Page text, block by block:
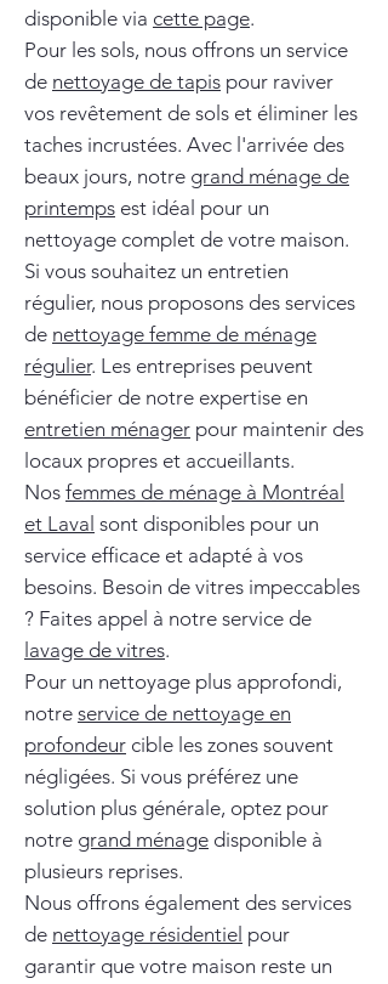
disponible via cette page.
Pour les sols, nous offrons un service
de nettoyage de tapis pour raviver
vos revêtement de sols et éliminer les
taches incrustées. Avec l'arrivée des
beaux jours, notre grand ménage de
printemps est idéal pour un
nettoyage complet de votre maison.
Si vous souhaitez un entretien
régulier, nous proposons des services
de nettoyage femme de ménage
régulier. Les entreprises peuvent
bénéficier de notre expertise en
entretien ménager pour maintenir des
locaux propres et accueillants.
Nos femmes de ménage à Montréal
et Laval sont disponibles pour un
service efficace et adapté à vos
besoins. Besoin de vitres impeccables
? Faites appel à notre service de
lavage de vitres.
Pour un nettoyage plus approfondi,
notre service de nettoyage en
profondeur cible les zones souvent
négligées. Si vous préférez une
solution plus générale, optez pour
notre grand ménage disponible à
plusieurs reprises.
Nous offrons également des services
de nettoyage résidentiel pour
garantir que votre maison reste un